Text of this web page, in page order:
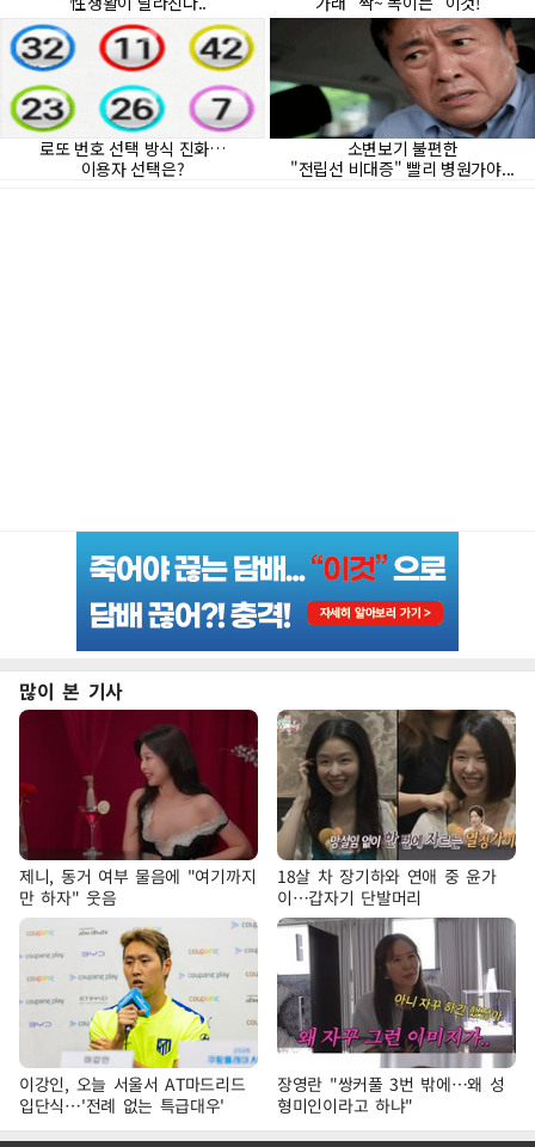
많이 본 기사
제니, 동거 여부 물음에 "여기까지
만 하자" 웃음
18살 차 장기하와 연애 중 윤가
이…갑자기 단발머리
이강인, 오늘 서울서 AT마드리드
입단식…'전례 없는 특급대우'
장영란 "쌍커풀 3번 밖에…왜 성
형미인이라고 하냐"